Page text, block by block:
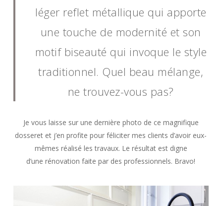
léger reflet métallique qui apporte
une touche de modernité et son
motif biseauté qui invoque le style
traditionnel. Quel beau mélange,
ne trouvez-vous pas?
Je vous laisse sur une dernière photo de ce magnifique
dosseret et j’en profite pour féliciter mes clients d’avoir eux-
mêmes réalisé les travaux. Le résultat est digne
d’une rénovation faite par des professionnels. Bravo!